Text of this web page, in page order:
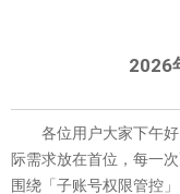
2026
各位用户大家下午
际需求放在首位，每一
围绕 「 子账号权限管控 」